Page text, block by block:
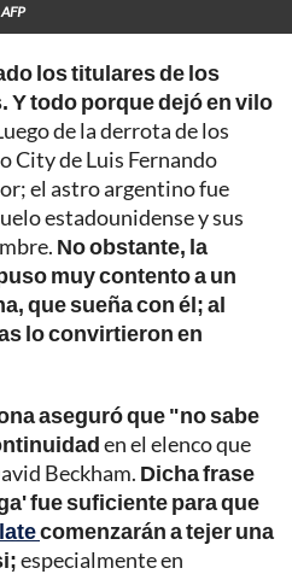
AFP
los titulares de los
todo porque dejó en vilo
de la derrota de los
City de Luis Fernando
el astro argentino fue
estadounidense y sus
No obstante, la
muy contento a un
que sueña con él; al
lo convirtieron en
aseguró que "no sabe
en el elenco que
Beckham. Dicha frase
fue suficiente para que
comenzarán a tejer una
especialmente en